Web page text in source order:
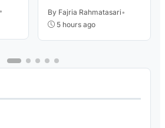
•
NOP
By Fajria Rahmatasari•
5 hours ago